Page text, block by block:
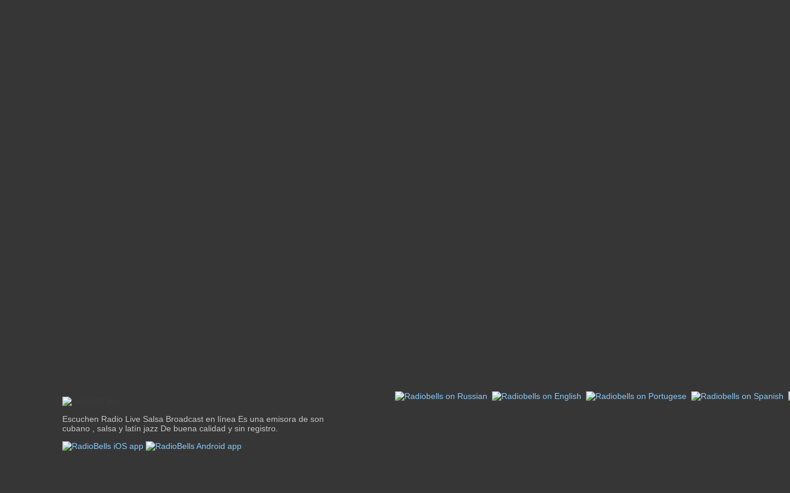
Escuchen Radio Live Salsa Broadcast en línea Es una emisora de son
cubano , salsa y latín jazz De buena calidad y sin registro.